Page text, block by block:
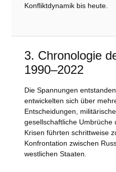
Konfliktdynamik bis heute.
3. Chronologie
1990–2022
Die Spannungen
entwickelten sich über
Entscheidungen,
gesellschaftliche Umbrüche
Krisen führten schrittweise
Konfrontation zwischen
westlichen Staaten.